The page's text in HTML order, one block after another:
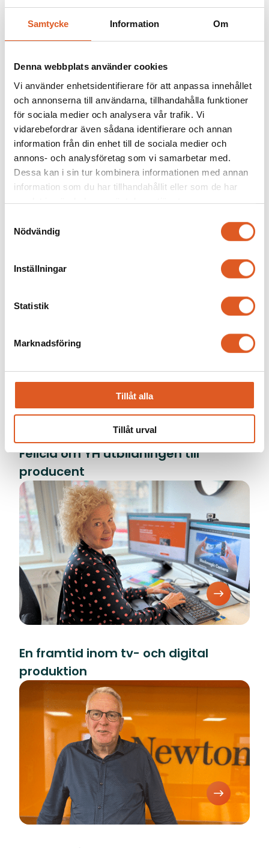
Samtycke Information Om
Denna webbplats använder cookies
Vi använder enhetsidentifierare för att anpassa innehållet
och annonserna till användarna, tillhandahålla funktioner
för sociala medier och analysera vår trafik. Vi
vidarebefordrar även sådana identifierare och annan
information från din enhet till de sociala medier och
annons- och analysföretag som vi samarbetar med.
Dessa kan i sin tur kombinera informationen med annan
information som du har tillhandahållit eller som de har
samlat in när du har använt deras tjänster.
Nödvändig
Inställningar
Statistik
Marknadsföring
Tillåt alla
Tillåt urval
FöregåendeNästa
Liknande
framgångsrik fastighetsförvaltning
Felicia om YH utbildningen till
producent
En framtid inom tv- och digital
produktion